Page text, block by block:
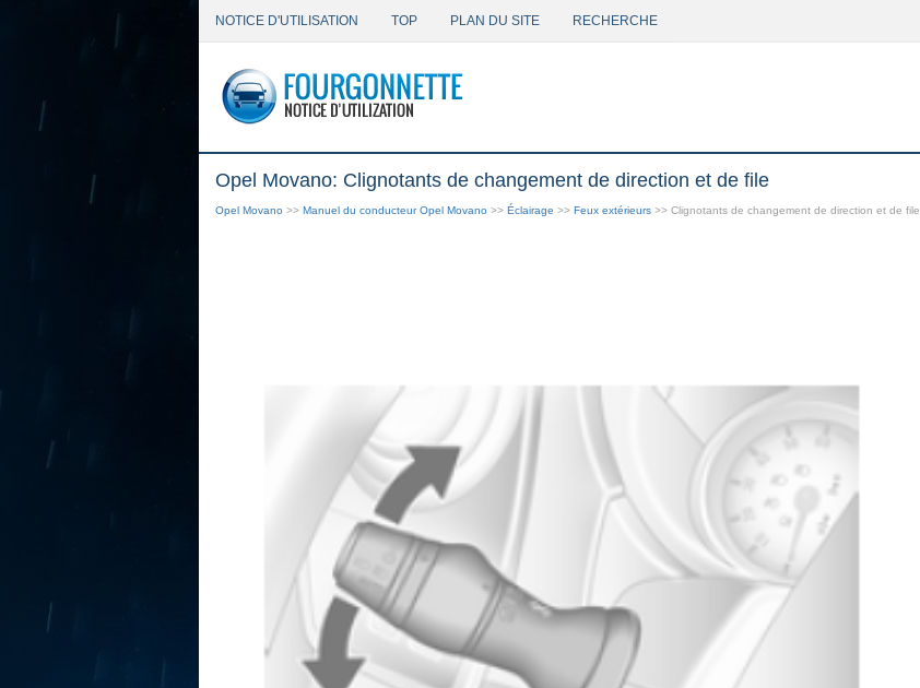
NOTICE D'UTILISATION TOP PLAN DU SITE RECHERCHE
Opel Movano: Clignotants de changement de direction et de file
Opel Movano >> Manuel du conducteur Opel Movano >> Éclairage >> Feux extérieurs >> Clignotants de changement de direction et de file